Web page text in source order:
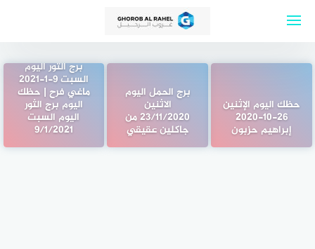
حظك اليوم الإثنين
26-10-2020
إبراهيم حزبون
برج الحمل اليوم
الاثنين
23/11/2020 من
جاكلين عقيقي
برج الثور اليوم
السبت 9-1-2021
ماغي فرح | حظك
اليوم برج الثور
اليوم السبت
9/1/2021